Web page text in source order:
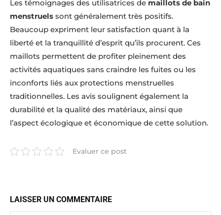
Les témoignages des utilisatrices de maillots de bain
menstruels sont généralement très positifs.
Beaucoup expriment leur satisfaction quant à la
liberté et la tranquillité d’esprit qu’ils procurent. Ces
maillots permettent de profiter pleinement des
activités aquatiques sans craindre les fuites ou les
inconforts liés aux protections menstruelles
traditionnelles. Les avis soulignent également la
durabilité et la qualité des matériaux, ainsi que
l’aspect écologique et économique de cette solution.
Evaluer ce post
LAISSER UN COMMENTAIRE